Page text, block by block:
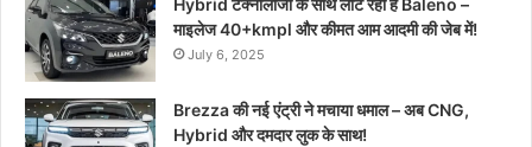
Hybrid टेक्नोलॉजी के साथ लौट रही है Baleno –
माइलेज 40+kmpl और कीमत आम आदमी की जेब में!
July 6, 2025
Brezza की नई एंट्री ने मचाया धमाल – अब CNG,
Hybrid और दमदार लुक के साथ!